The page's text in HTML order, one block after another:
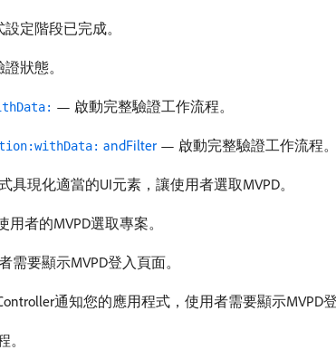
定階段已完成。
狀態。
— 啟動完整驗證工作流程。
andFilter — 啟動完整驗證工作流程。
現化適當的UI元素，讓使用者選取MVPD。
用者的MVPD選取專案。
要顯示MVPD登入頁面。
通知您的應用程式，使用者需要顯示MVPD